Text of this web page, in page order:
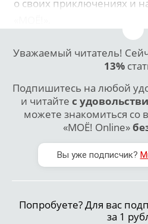
о своих приключениях и
Уважаемый читатель!
13%
Подпишитесь на любой
и читайте с
можете знакомиться со
«МОЁ! Online»
Вы уже подписчик?
Попробуете? Для вас
за 1